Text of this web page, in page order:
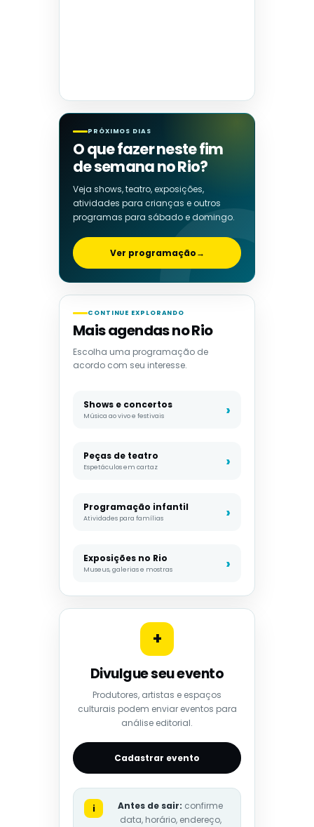
PRÓXIMOS DIAS
O que fazer neste fim
de semana no Rio?
Veja shows, teatro, exposições,
atividades para crianças e outros
programas para sábado e domingo.
Ver programação→
CONTINUE EXPLORANDO
Mais agendas no Rio
Escolha uma programação de
acordo com seu interesse.
Shows e concertos
Música ao vivo e festivais
Peças de teatro
Espetáculos em cartaz
Programação infantil
Atividades para famílias
Exposições no Rio
Museus, galerias e mostras
+
Divulgue seu evento
Produtores, artistas e espaços
culturais podem enviar eventos para
análise editorial.
Cadastrar evento
i Antes de sair: confirme
data, horário, endereço,